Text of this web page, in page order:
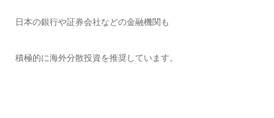
日本の銀行や証券会社などの金融機関も
積極的に海外分散投資を推奨しています。